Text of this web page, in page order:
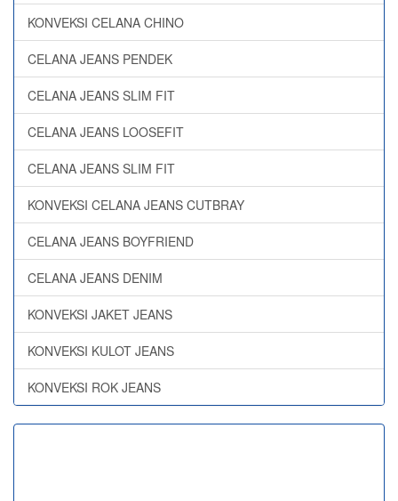
KONVEKSI CELANA CHINO
CELANA JEANS PENDEK
CELANA JEANS SLIM FIT
CELANA JEANS LOOSEFIT
CELANA JEANS SLIM FIT
KONVEKSI CELANA JEANS CUTBRAY
CELANA JEANS BOYFRIEND
CELANA JEANS DENIM
KONVEKSI JAKET JEANS
KONVEKSI KULOT JEANS
KONVEKSI ROK JEANS